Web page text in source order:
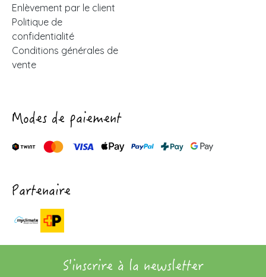
Enlèvement par le client
Politique de
confidentialité
Conditions générales de
vente
Modes de paiement
Partenaire
S'inscrire à la newsletter